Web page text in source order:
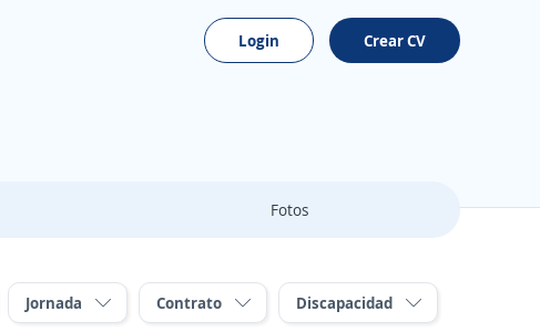
Login Crear CV
Fotos
Jornada Contrato Discapacidad